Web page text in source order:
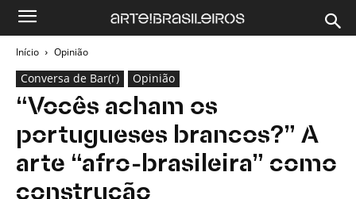
Início Opinião
Conversa de Bar(r) Opinião
“Vocês acham os
portugueses brancos?” A
arte “afro-brasileira” como
construção